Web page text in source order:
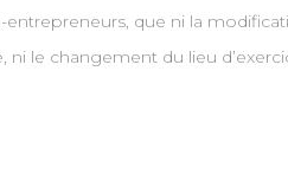
que ni la
ni le changement du lieu